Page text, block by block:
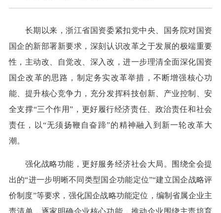
长期以来，浙江省国资委紧扣党中央、国务院对国资
国企的新部署新要求，深刻认识改革之于发展的极端重要
性，主动改、自觉改、深入改，进一步理清全面深化国资
国企改革的思路，制定务实改革举措，不断增强核心功
能、提升核心竞争力，充分发挥科技创新、产业控制、安
全支撑“三个作用”，更好履行经济责任、政治责任和社会
责任，以“无须扬鞭自奋蹄”的精神融入到新一轮改革大
潮。
强化战略功能，更好服务经济社会大局。围绕全会提
出的“进一步明晰不同类型国企功能定位”“建立国企战略评
价制度”等要求，强化国企战略功能定位，编制省属企业主